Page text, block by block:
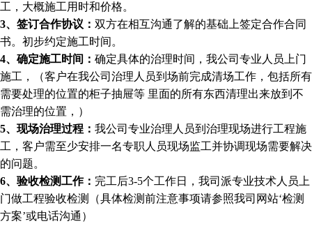
工，大概施工用时和价格。
3、签订合作协议： 双方在相互沟通了解的基础上签定合作合同
书。初步约定施工时间。
4、确定施工时间： 确定具体的治理时间，我公司专业人员上门
施工，（客户在我公司治理人员到场前完成清场工作，包括所有
需要处理的位置的柜子抽屉等 里面的所有东西清理出来放到不
需治理的位置，）
5、现场治理过程： 我公司专业治理人员到治理现场进行工程施
工，客户需至少安排一名专职人员现场监工并协调现场需要解决
的问题。
6、验收检测工作： 完工后3-5个工作日，我司派专业技术人员上
门做工程验收检测（具体检测前注意事项请参照我司网站‘检测
方案’或电话沟通）